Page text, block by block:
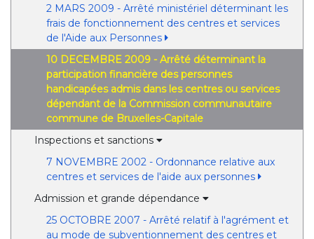
2 MARS 2009 - Arrêté ministériel déterminant les
frais de fonctionnement des centres et services
de l'Aide aux Personnes
10 DECEMBRE 2009 - Arrêté déterminant la
participation financière des personnes
handicapées admis dans les centres ou services
dépendant de la Commission communautaire
commune de Bruxelles-Capitale
Inspections et sanctions
7 NOVEMBRE 2002 - Ordonnance relative aux
centres et services de l'aide aux personnes
Admission et grande dépendance
25 OCTOBRE 2007 - Arrêté relatif à l'agrément et
au mode de subventionnement des centres et